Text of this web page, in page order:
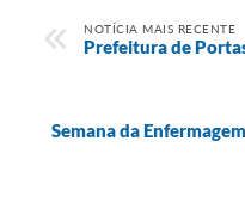
NOTÍCIA MAIS RECENTE
Prefeitura de
Semana da